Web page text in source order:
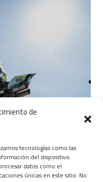
de
tecnologías como las
del dispositivo.
datos como el
únicas en este sitio. No